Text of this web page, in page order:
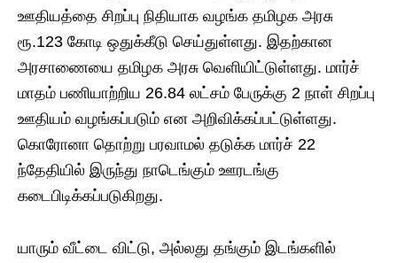
ஊதியத்தை சிறப்பு நிதியாக வழங்க தமிழக அரசு
ரூ.123 கோடி ஒதுக்கீடு செய்துள்ளது. இதற்கான
அரசாணையை தமிழக அரசு வெளியிட்டுள்ளது. மார்ச்
மாதம் பணியாற்றிய 26.84 லட்சம் பேருக்கு 2 நாள் சிறப்பு
ஊதியம் வழங்கப்படும் என அறிவிக்கப்பட்டுள்ளது.
கொரோனா தொற்று பரவாமல் தடுக்க மார்ச் 22
ந்தேதியில் இருந்து நாடெங்கும் ஊரடங்கு
கடைபிடிக்கப்படுகிறது.
யாரும் வீட்டை விட்டு, அல்லது தங்கும் இடங்களில்